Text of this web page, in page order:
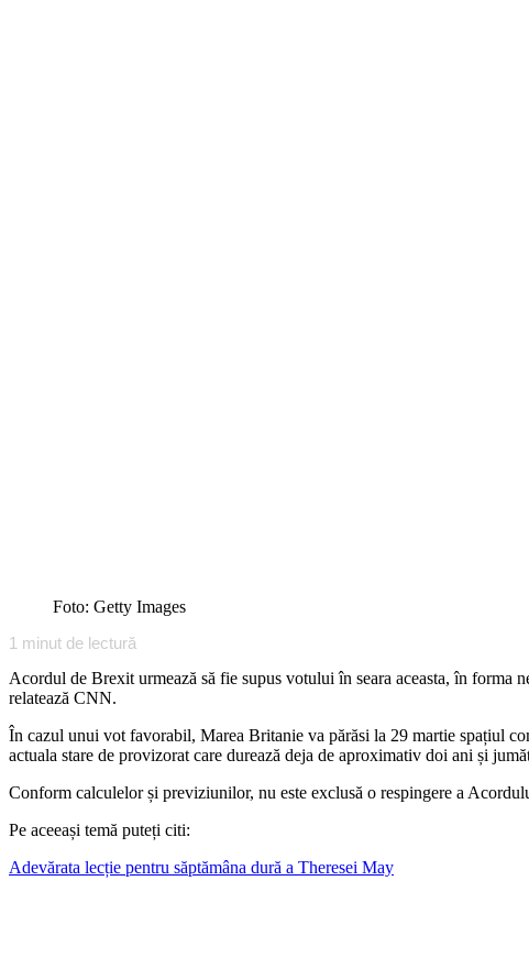
Foto: Getty Images
1 minut de lectură
Acordul de Brexit urmează să fie supus votului în seara aceasta, în
relatează CNN.
În cazul unui vot favorabil, Marea Britanie va părăsi la 29 martie spațiul
actuala stare de provizorat care durează deja de aproximativ doi ani și
Conform calculelor și previziunilor, nu este exclusă o respingere a
Pe aceeași temă puteți citi:
Adevărata lecție pentru săptămâna dură a Theresei May